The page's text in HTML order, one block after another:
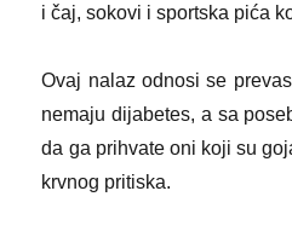
i čaj, sokovi i sportska pića
Ovaj nalaz odnosi se
nemaju dijabetes, a sa
da ga prihvate oni koji su
krvnog pritiska.